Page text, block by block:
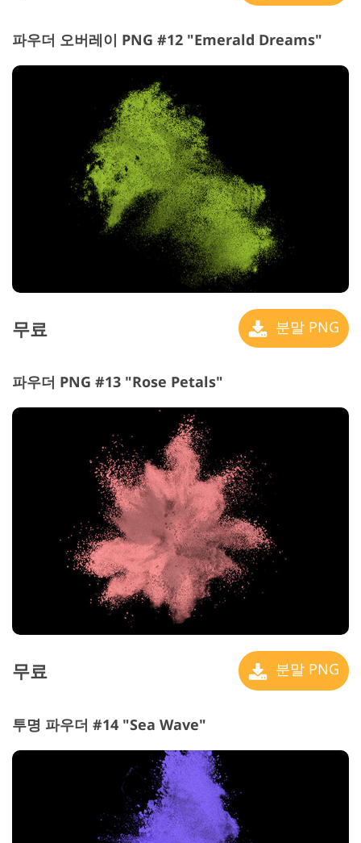
파우더 오버레이 PNG #12 "Emerald Dreams"
무료 분말 PNG
파우더 PNG #13 "Rose Petals"
무료 분말 PNG
투명 파우더 #14 "Sea Wave"